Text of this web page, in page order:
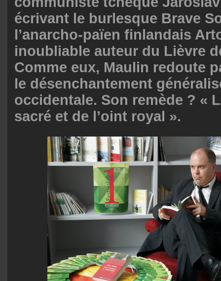
écrivant le burlesque Brave
l’anarcho-païen finlandais
inoubliable auteur du Lièvre
Comme eux, Maulin redoute
le désenchantement
occidentale. Son remède ? «
sacré et de l’oint royal ».